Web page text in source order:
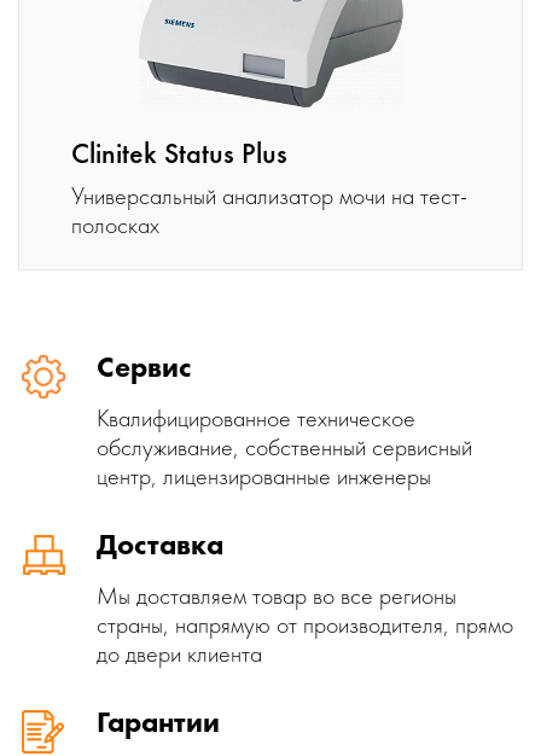
Clinitek Status Plus
Универсальный анализатор мочи на тест-
полосках
Сервис
Квалифицированное техническое
обслуживание, собственный сервисный
центр, лицензированные инженеры
Доставка
Мы доставляем товар во все регионы
страны, напрямую от производителя, прямо
до двери клиента
Гарантии